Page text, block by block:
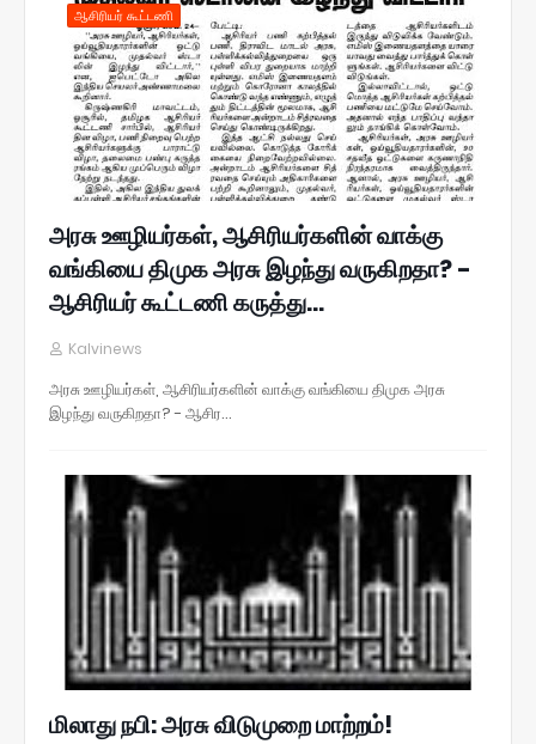
ஆசிரியர் கூட்டணி
அரசு ஊழியர்கள், ஆசிரியர்களின் வாக்கு
வங்கியை திமுக அரசு இழந்து வருகிறதா? -
ஆசிரியர் கூட்டணி கருத்து...
Kalvinews
அரசு ஊழியர்கள், ஆசிரியர்களின் வாக்கு வங்கியை திமுக அரசு
இழந்து வருகிறதா? - ஆசிர…
மிலாது நபி: அரசு விடுமுறை மாற்றம்!